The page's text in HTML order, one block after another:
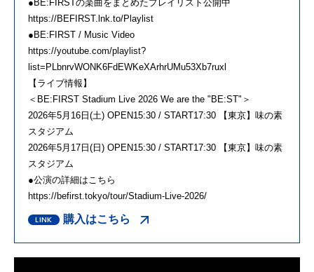
●BE:FIRSTの楽曲をまとめたプレイリスト公開中
https://BEFIRST.lnk.to/Playlist
●BE:FIRST / Music Video
https://youtube.com/playlist?
list=PLbnrvWONK6FdEWKeXArhrUMu53Xb7ruxl
【ライブ情報】
＜BE:FIRST Stadium Live 2026 We are the "BE:ST"＞
2026年5月16日(土) OPEN15:30 / START17:30 【東京】味の素
スタジアム
2026年5月17日(日) OPEN15:30 / START17:30 【東京】味の素
スタジアム
●公演の詳細はこちら
https://befirst.tokyo/tour/Stadium-Live-2026/
購入はこちら